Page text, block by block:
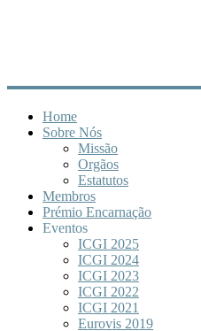
Home
Sobre Nós
Missão
Orgãos
Estatutos
Membros
Prémio Encarnação
Eventos
ICGI 2025
ICGI 2024
ICGI 2023
ICGI 2022
ICGI 2021
Eurovis 2019